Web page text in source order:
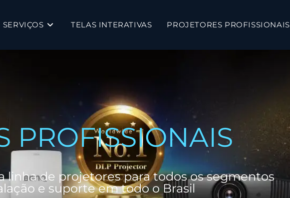
SERVIÇOS TELAS INTERATIVAS PROJETORES PROFISSIONAIS
PROFISSIONAIS
linha de projetores para todos os segmentos
e suporte em todo o Brasil